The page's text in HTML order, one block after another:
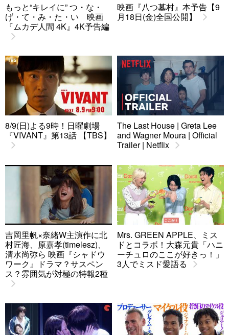
もっと“キレイに” つ・な・
げ・て・み・た・い 映画
『ムカデ人間 4K』4K予告編
映画『八つ墓村』本予告【9
月18日(金)全国公開】
8/9(日)よる9時！日曜劇場
『VIVANT』第13話 【TBS】
The Last House | Greta Lee
and Wagner Moura | Official
Trailer | Netflix
吉岡里帆×奈緒W主演作に北
村匠海、原嘉孝(timelesz)、
清水尚弥ら 映画『シャドウ
ワーク』ドラマ？サスペン
ス？雰囲気が対極の特報2種
Mrs. GREEN APPLE、ミス
ドとコラボ！大森元貴「ハニ
ーチュロのここが好きっ！」
3人でミスド愛語る